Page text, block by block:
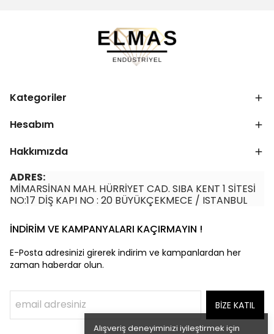
Alışveriş deneyiminizi iyileştirmek için
Kategoriler
Hesabım
Hakkımızda
ADRES:
MİMARSİNAN MAH. HÜRRİYET CAD. SIBA KENT 1 SİTESİ
NO:17 DİŞ KAPI NO : 20 BÜYÜKÇEKMECE / ISTANBUL
İNDİRİM VE KAMPANYALARI KAÇIRMAYIN !
E-Posta adresinizi girerek indirim ve kampanlardan her
zaman haberdar olun.
BİZE KATIL